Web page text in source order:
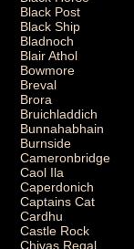
Black Post
Black Ship
Bladnoch
Blair Athol
Bowmore
Breval
Brora
Bruichladdich
Bunnahabhain
Burnside
Cameronbridge
Caol Ila
Caperdonich
Captains Cat
Cardhu
Castle Rock
Chivas Regal